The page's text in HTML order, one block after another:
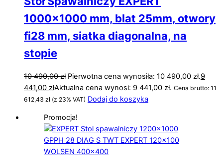
1000×1000 mm, blat 25mm, otwory
fi28 mm, siatka diagonalna, na
stopie
10 490,00zł Pierwotna cena wynosiła: 10 490,00 zł.9
441,00 złAktualna cena wynosi: 9 441,00 zł. Cena brutto: 11
612,43 zł (z 23% VAT) Dodaj do koszyka
Promocja!